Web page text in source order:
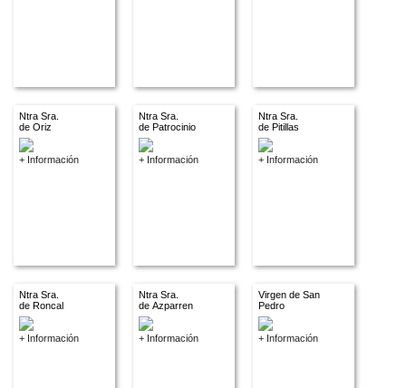
Ntra Sra.
de Oriz
+ Información
Ntra Sra.
de Patrocinio
+ Información
Ntra Sra.
de Pitillas
+ Información
Ntra Sra.
de Roncal
+ Información
Ntra Sra.
de Azparren
+ Información
Virgen de San
Pedro
+ Información